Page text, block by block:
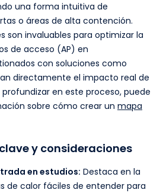
una forma intuitiva de
o áreas de alta contención.
son invaluables para optimizar la
de acceso (AP) en
con soluciones como
directamente el impacto real de
profundizar en este proceso, puede
sobre cómo crear un mapa
y consideraciones
en estudios: Destaca en la
de calor fáciles de entender para